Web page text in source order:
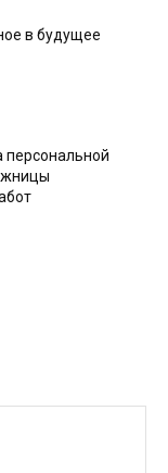
в будущее
персональной